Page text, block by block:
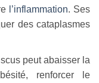
l’inflammation. Ses
des cataplasmes
peut abaisser la
renforcer le